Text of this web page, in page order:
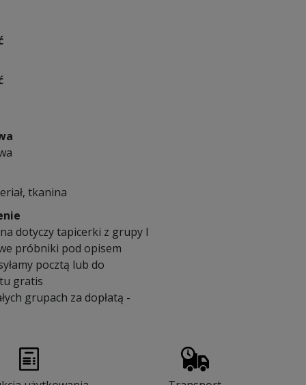
tkanina
dotyczy tapicerki z grupy I
próbniki pod opisem
pocztą lub do
gratis
grupach za dopłatą -